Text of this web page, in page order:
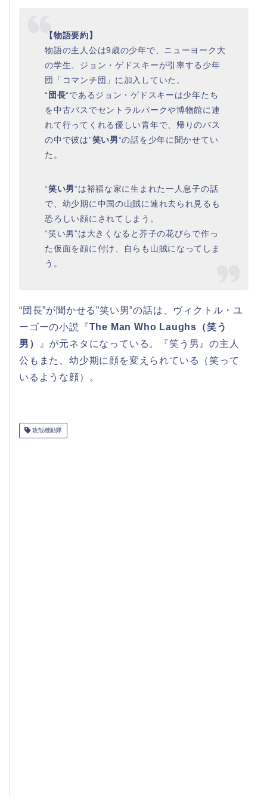
【物語要約】
物語の主人公は9歳の少年で、ニューヨーク大
の学生、ジョン・ゲドスキーが引率する少年
団「コマンチ団」に加入していた。
“ 団長“であるジョン・ゲドスキーは少年たち
を中古バスでセントラルパークや博物館に連
れて行ってくれる優しい青年で、帰りのバス
の中で彼は”笑い男“の話を少年に聞かせてい
た。
“笑い男“は裕福な家に生まれた一人息子の話
で、幼少期に中国の山賊に連れ去られ見るも
恐ろしい顔にされてしまう。
“笑い男”は大きくなると芥子の花びらで作っ
た仮面を顔に付け、自らも山賊になってしま
う。
“団長”が聞かせる”笑い男”の話は、ヴィクトル・ユ
ーゴーの小説『The Man Who Laughs（笑う
男）
』が元ネタになっている。『笑う男』の主人
公もまた、幼少期に顔を変えられている（笑って
いるような顔）。
攻殻機動隊